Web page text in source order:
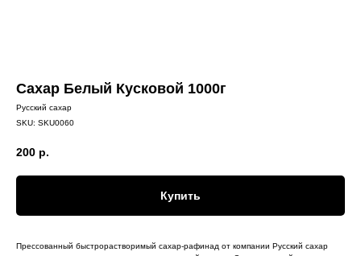
Сахар Белый Кусковой 1000г
Русский сахар
SKU: SKU0060
200 р.
Купить
Прессованный быстрорастворимый сахар-рафинад от компании Русский сахар